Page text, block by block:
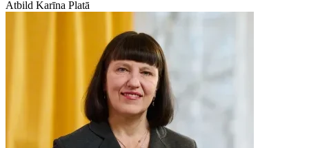
Atbild Karīna Platā